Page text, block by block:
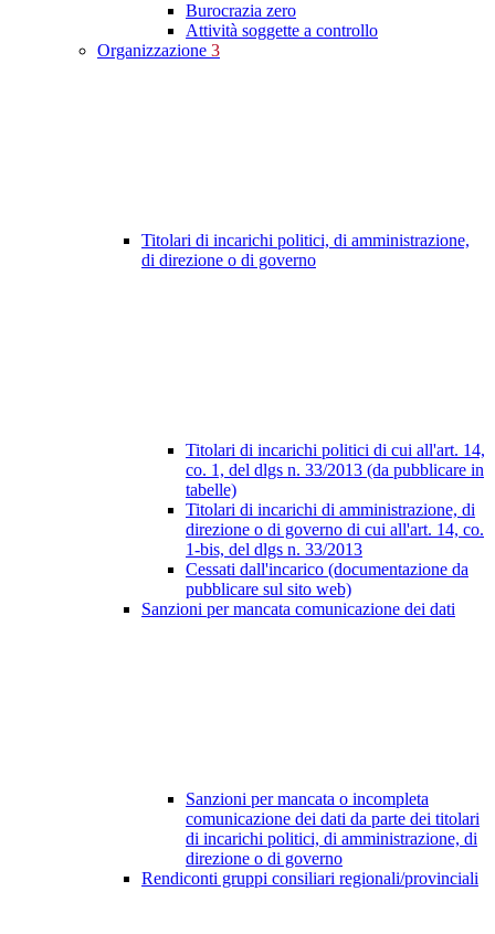
Burocrazia zero
Attività soggette a controllo
Organizzazione 3
Titolari di incarichi politici, di amministrazione,
di direzione o di governo
Titolari di incarichi politici di cui all'art. 14,
co. 1, del dlgs n. 33/2013 (da pubblicare in
tabelle)
Titolari di incarichi di amministrazione, di
direzione o di governo di cui all'art. 14, co.
1-bis, del dlgs n. 33/2013
Cessati dall'incarico (documentazione da
pubblicare sul sito web)
Sanzioni per mancata comunicazione dei dati
Sanzioni per mancata o incompleta
comunicazione dei dati da parte dei titolari
di incarichi politici, di amministrazione, di
direzione o di governo
Rendiconti gruppi consiliari regionali/provinciali